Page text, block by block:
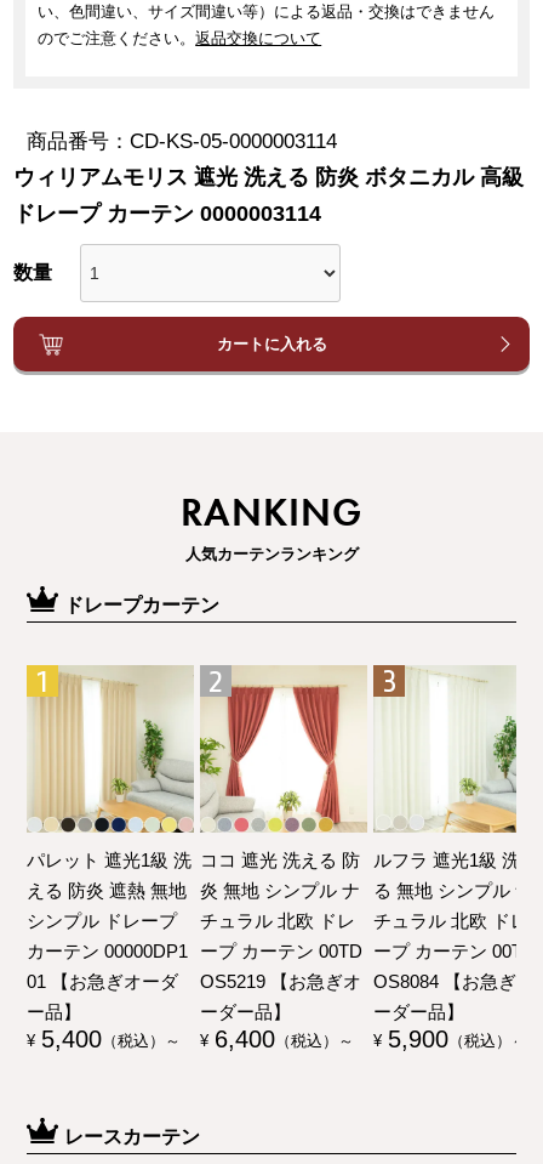
い、色間違い、サイズ間違い等）による返品・交換はできません
のでご注意ください。返品交換について
商品番号 CD-KS-05-0000003114
ウィリアムモリス 遮光 洗える 防炎 ボタニカル 高級
ドレープ カーテン 0000003114
カートに入れる
RANKING
人気カーテンランキング
ドレープカーテン
パレット 遮光1級 洗
える 防炎 遮熱 無地
シンプル ドレープ
カーテン 00000DP1
01 【お急ぎオーダ
ー品】
¥ 5,400 （税込）～
ココ 遮光 洗える 防
炎 無地 シンプル ナ
チュラル 北欧 ドレ
ープ カーテン 00TD
OS5219 【お急ぎオ
ーダー品】
¥ 6,400 （税込）～
ルフラ 遮光1級 洗え
る 無地 シンプル ナ
チュラル 北欧 ドレ
ープ カーテン 00TD
OS8084 【お急ぎオ
ーダー品】
¥ 5,900 （税込）～
レースカーテン